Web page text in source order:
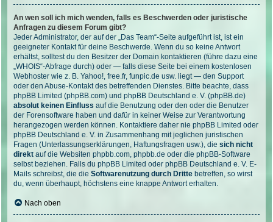
An wen soll ich mich wenden, falls es Beschwerden oder juristische
Anfragen zu diesem Forum gibt?
Jeder Administrator, der auf der „Das Team“-Seite aufgeführt ist, ist ein
geeigneter Kontakt für deine Beschwerde. Wenn du so keine Antwort
erhältst, solltest du den Besitzer der Domain kontaktieren (führe dazu eine
„WHOIS“-Abfrage durch) oder — falls diese Seite bei einem kostenlosen
Webhoster wie z. B. Yahoo!, free.fr, funpic.de usw. liegt — den Support
oder den Abuse-Kontakt des betreffenden Dienstes. Bitte beachte, dass
phpBB Limited (phpBB.com) und phpBB Deutschland e. V. (phpBB.de)
absolut keinen Einfluss auf die Benutzung oder den oder die Benutzer
der Forensoftware haben und dafür in keiner Weise zur Verantwortung
herangezogen werden können. Kontaktiere daher nie phpBB Limited oder
phpBB Deutschland e. V. in Zusammenhang mit jeglichen juristischen
Fragen (Unterlassungserklärungen, Haftungsfragen usw.), die sich nicht
direkt auf die Websiten phpbb.com, phpbb.de oder die phpBB-Software
selbst beziehen. Falls du phpBB Limited oder phpBB Deutschland e. V. E-
Mails schreibst, die die Softwarenutzung durch Dritte betreffen, so wirst
du, wenn überhaupt, höchstens eine knappe Antwort erhalten.
Nach oben